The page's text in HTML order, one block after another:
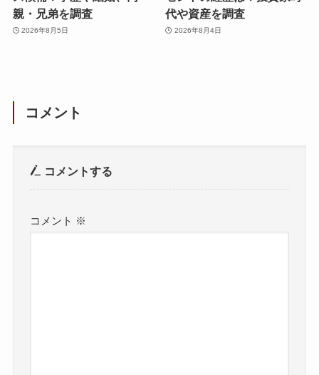
親・兄弟を調査
2026年8月5日
代や資産を調査
2026年8月4日
コメント
コメントする
コメント ※